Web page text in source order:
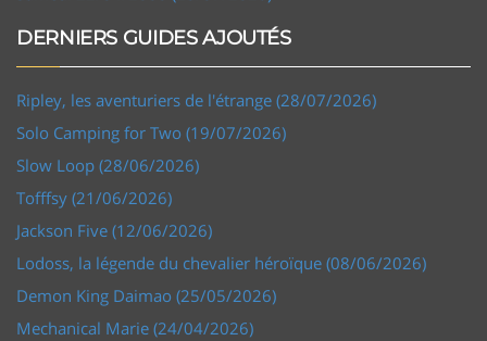
DERNIERS GUIDES AJOUTÉS
Ripley, les aventuriers de l'étrange (28/07/2026)
Solo Camping for Two (19/07/2026)
Slow Loop (28/06/2026)
Tofffsy (21/06/2026)
Jackson Five (12/06/2026)
Lodoss, la légende du chevalier héroïque (08/06/2026)
Demon King Daimao (25/05/2026)
Mechanical Marie (24/04/2026)